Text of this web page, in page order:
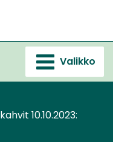
Valikko
10.10.2023: